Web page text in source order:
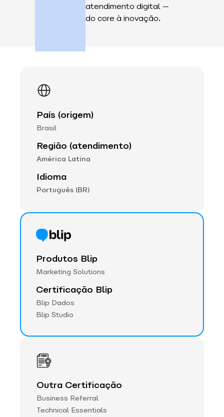
atendimento digital —
do core à inovação.
País (origem)
Brasil
Região (atendimento)
América Latina
Idioma
Português (BR)
Produtos Blip
Marketing Solutions
Certificação Blip
Blip Dados
Blip Studio
Outra Certificação
Business Referral
Technical Essentials